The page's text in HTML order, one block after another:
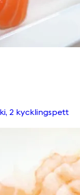
2 kycklingspett